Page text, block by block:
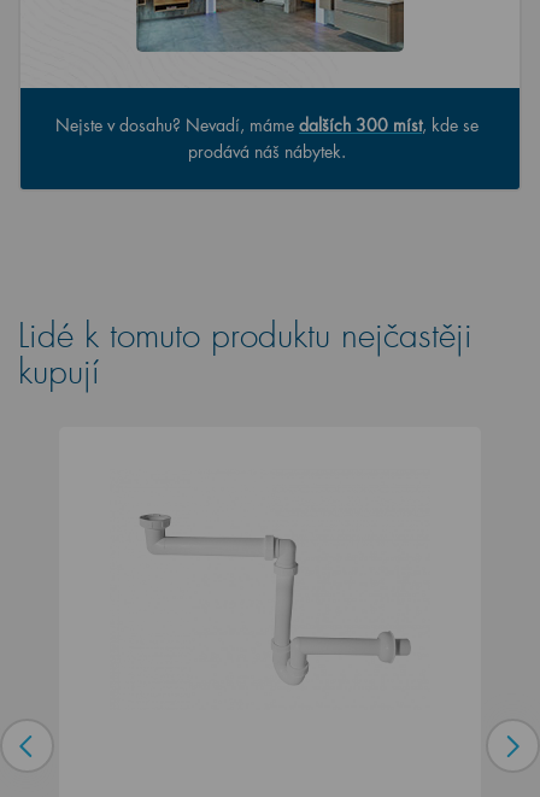
Nejste v dosahu? Nevadí, máme dalších 300 míst, kde se
prodává náš nábytek.
Lidé k tomuto produktu nejčastěji
kupují